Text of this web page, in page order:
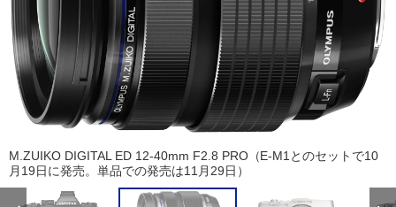
M.ZUIKO DIGITAL ED 12-40mm F2.8 PRO（E-M1とのセットで10
月19日に発売。単品での発売は11月29日）